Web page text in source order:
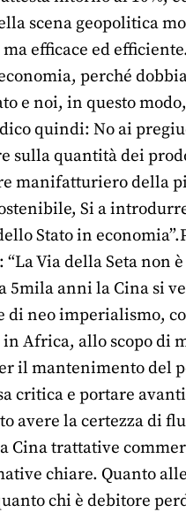
scena geopolitica
efficace ed
perché
noi, in questo
quindi: No ai
sulla quantità dei
manifatturiero della
Si a
Stato in
Via della Seta non
anni la Cina si
neo imperialismo,
Africa, allo scopo di
il mantenimento del
critica e portare
avere la certezza di
Cina trattative
chiare. Quanto
chi è debitore